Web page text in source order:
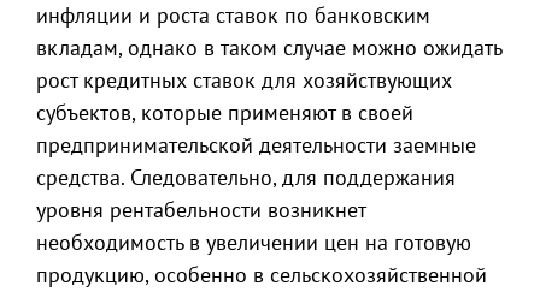
инфляции и роста ставок по банковским
вкладам, однако в таком случае можно ожидать
рост кредитных ставок для хозяйствующих
субъектов, которые применяют в своей
предпринимательской деятельности заемные
средства. Следовательно, для поддержания
уровня рентабельности возникнет
необходимость в увеличении цен на готовую
продукцию, особенно в сельскохозяйственной